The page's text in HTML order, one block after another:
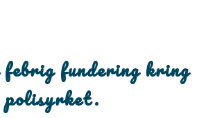
febrig fundering kring
polisyrket.